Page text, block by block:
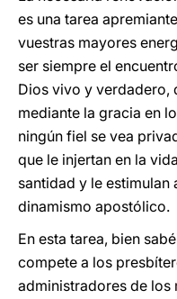
es una tarea
vuestras mayores
ser siempre el
Dios vivo y verdadero,
mediante la gracia en
ningún fiel se vea
que le injertan en la
santidad y le
dinamismo apostólico.
En esta tarea, bien
compete a los
administradores de los